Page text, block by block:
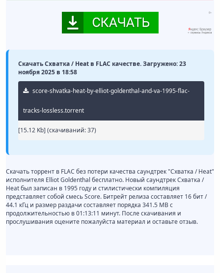
Скачать Схватка / Heat в FLAC качестве. Загружено: 23
ноября 2025 в 18:58
score-shvatka-heat-by-elliot-goldenthal-and-va-1995-flac-
tracks-lossless.torrent
[15.12 Kb] (cкачиваний: 37)
Скачать торрент в FLAC без потери качества саундтрек "Схватка / Heat"
исполнителя Elliot Goldenthal бесплатно. Новый саундтрек Схватка /
Heat был записан в 1995 году и стилистически компиляция
представляет собой смесь Score. Битрейт релиза составляет 16 бит /
44.1 кГц и размер раздачи составляет порядка 341.5 MB с
продолжительностью в 01:13:11 минут. После скачивания и
прослушивания оцените пожалуйста материал и оставьте отзыв.